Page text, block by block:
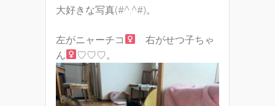
大好きな写真(#^.^#)。
左がニャーチコ
右がせつ子ちゃ
ん
♡♡♡。